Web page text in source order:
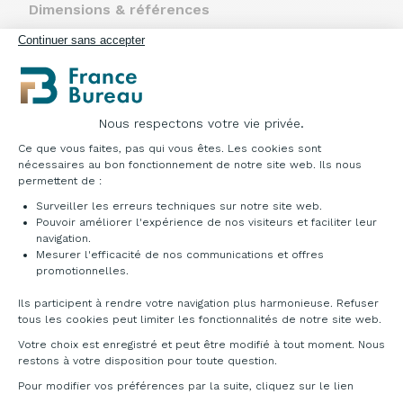
Continuer sans accepter
Nous respectons votre vie privée.
Plateforme de Gestion du Consentement :
Ce que vous faites, pas qui vous êtes. Les cookies sont
nécessaires au bon fonctionnement de notre site web. Ils nous
permettent de :
Surveiller les erreurs techniques sur notre site web.
Pouvoir améliorer l'expérience de nos visiteurs et faciliter leur
navigation.
Mesurer l'efficacité de nos communications et offres
promotionnelles.
Ils participent à rendre votre navigation plus harmonieuse. Refuser
tous les cookies peut limiter les fonctionnalités de notre site web.
Votre choix est enregistré et peut être modifié à tout moment. Nous
restons à votre disposition pour toute question.
Pour modifier vos préférences par la suite, cliquez sur le lien
Axeptio consent
Dimensions & références
Siège structure
Noire
Sans translation
d'assise réf.
Avec translation
d'assise réf.
Siège structure
Blanche
d'assise réf.
Avec translation
d'assise réf.